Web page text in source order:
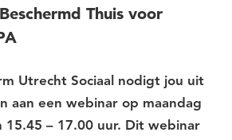
Thuis voor
Utrecht Sociaal nodigt jou uit
aan een webinar op maandag
15.45 – 17.00 uur. Dit webinar